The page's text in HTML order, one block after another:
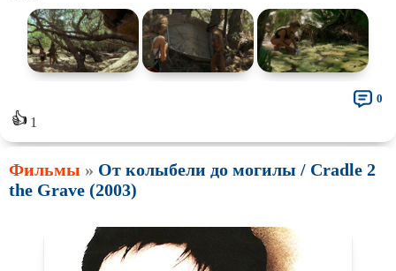
👍 1
0
Фильмы » От колыбели до могилы / Cradle 2
the Grave (2003)